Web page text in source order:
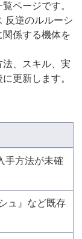
ページです。
反逆のルルーシ
関係する機体を
、スキル、実
更新します。
手方法が未確
ュ』など既存